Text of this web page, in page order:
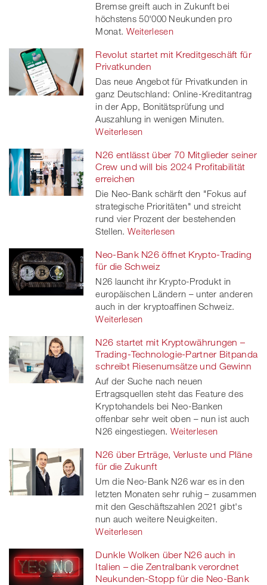
er
Bremse greift auch in Zukunft bei
höchstens 50'000 Neukunden pro
Monat. Weiterlesen
Revolut startet mit Kreditgeschäft für
Privatkunden
Das neue Angebot für Privatkunden in
ganz Deutschland: Online-Kreditantrag
in der App, Bonitätsprüfung und
Auszahlung in wenigen Minuten.
Weiterlesen
N26 entlässt über 70 Mitglieder seiner
Crew und will bis 2024 Profitabilität
erreichen
Die Neo-Bank schärft den "Fokus auf
strategische Prioritäten" und streicht
rund vier Prozent der bestehenden
Stellen. Weiterlesen
Neo-Bank N26 öffnet Krypto-Trading
für die Schweiz
N26 launcht ihr Krypto-Produkt in
europäischen Ländern – unter anderen
auch in der kryptoaffinen Schweiz.
Weiterlesen
N26 startet mit Kryptowährungen –
Trading-Technologie-Partner Bitpanda
schreibt Riesenumsätze und Gewinn
Auf der Suche nach neuen
Ertragsquellen steht das Feature des
Kryptohandels bei Neo-Banken
offenbar sehr weit oben – nun ist auch
N26 eingestiegen. Weiterlesen
N26 über Erträge, Verluste und Pläne
für die Zukunft
Um die Neo-Bank N26 war es in den
letzten Monaten sehr ruhig – zusammen
mit den Geschäftszahlen 2021 gibt's
nun auch weitere Neuigkeiten.
Weiterlesen
Dunkle Wolken über N26 auch in
Italien – die Zentralbank verordnet
Neukunden-Stopp für die Neo-Bank